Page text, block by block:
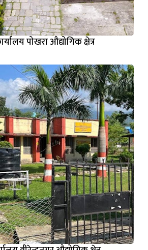
पोखरा औद्योगिक क्षेत्र